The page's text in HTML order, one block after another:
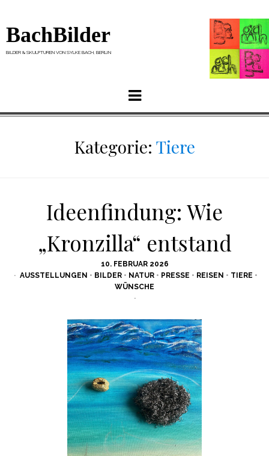
BachBilder
BILDER & SKULPTUREN VON SYLKE BACH, BERLIN
Menu
Kategorie: Tiere
Ideenfindung: Wie
„Kronzilla“ entstand
POSTED
ON
10. FEBRUAR 2026
AUSSTELLUNGEN • BILDER • NATUR • PRESSE • REISEN • TIERE •
WÜNSCHE